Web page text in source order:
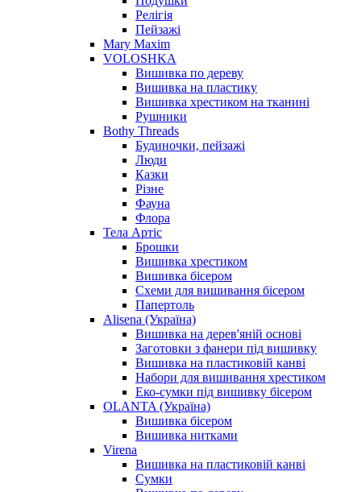
Релігія
Пейзажі
Mary Maxim
VOLOSHKA
Вишивка по дереву
Вишивка на пластику
Вишивка хрестиком на тканині
Рушники
Bothy Threads
Будиночки, пейзажі
Люди
Казки
Різне
Фауна
Флора
Тела Артіс
Брошки
Вишивка хрестиком
Вишивка бісером
Схеми для вишивання бісером
Папертоль
Alisena (Україна)
Вишивка на дерев'яній основі
Заготовки з фанери під вишивку
Вишивка на пластиковій канві
Набори для вишивання хрестиком
Еко-сумки під вишивку бісером
OLANTA (Україна)
Вишивка бісером
Вишивка нитками
Virena
Вишивка на пластиковій канві
Сумки